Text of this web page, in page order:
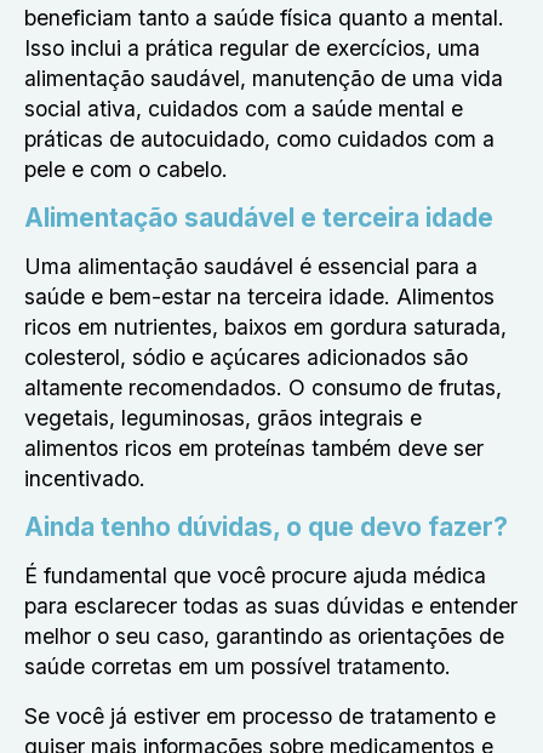
beneficiam tanto a saúde física quanto a mental.
Isso inclui a prática regular de exercícios, uma
alimentação saudável, manutenção de uma vida
social ativa, cuidados com a saúde mental e
práticas de autocuidado, como cuidados com a
pele e com o cabelo.
Alimentação saudável e terceira idade
Uma alimentação saudável é essencial para a
saúde e bem-estar na terceira idade. Alimentos
ricos em nutrientes, baixos em gordura saturada,
colesterol, sódio e açúcares adicionados são
altamente recomendados. O consumo de frutas,
vegetais, leguminosas, grãos integrais e
alimentos ricos em proteínas também deve ser
incentivado.
Ainda tenho dúvidas, o que devo fazer?
É fundamental que você procure ajuda médica
para esclarecer todas as suas dúvidas e entender
melhor o seu caso, garantindo as orientações de
saúde corretas em um possível tratamento.
Se você já estiver em processo de tratamento e
quiser mais informações sobre medicamentos e